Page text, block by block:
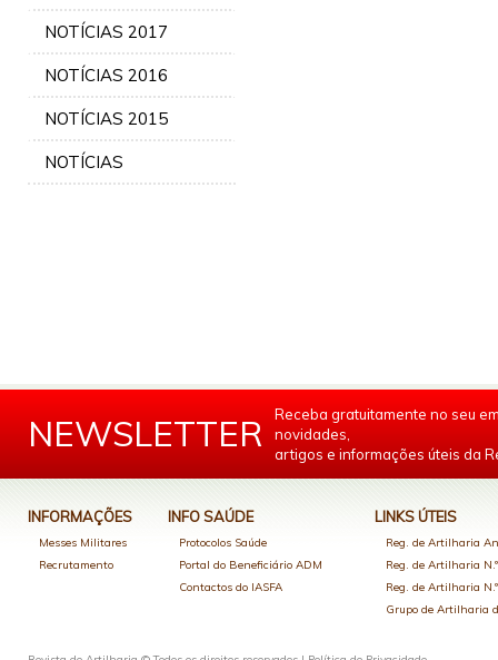
NOTÍCIAS 2017
NOTÍCIAS 2016
NOTÍCIAS 2015
NOTÍCIAS
NEWSLETTER
Receba gratuitamente no seu
novidades,
artigos e informações úteis da
INFORMAÇÕES
Messes Militares
Recrutamento
INFO SAÚDE
Protocolos Saúde
Portal do Beneficiário ADM
Contactos do IASFA
LINKS ÚTEIS
Reg. de Artilharia
Reg. de Artilharia
Reg. de Artilharia
Grupo de Artilharia